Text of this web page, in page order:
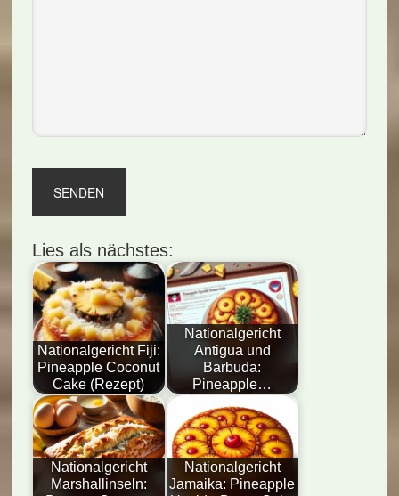
Lies als nächstes:
Nationalgericht Fiji:
Pineapple Coconut
Cake (Rezept)
Nationalgericht
Antigua und
Barbuda:
Pineapple…
Nationalgericht
Marshallinseln:
Nationalgericht
Jamaika: Pineapple